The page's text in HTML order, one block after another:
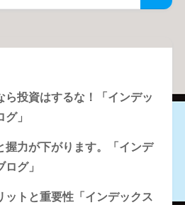
ら投資はするな！「インデッ
」
握力が下がります。「インデ
グ」
ットと重要性「インデックス